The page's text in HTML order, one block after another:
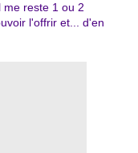
me reste 1 ou 2
l'offrir et... d'en